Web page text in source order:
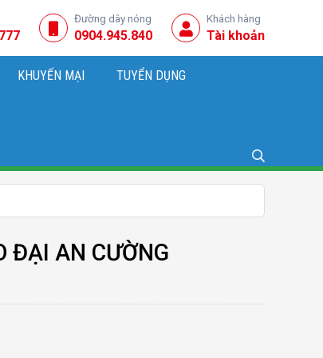
Đường dây nóng
0904.945.840
Khách hàng
Tài khoản
KHUYẾN MẠI TUYỂN DỤNG
ĐẠI AN CƯỜNG